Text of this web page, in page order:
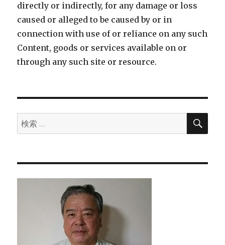
directly or indirectly, for any damage or loss
caused or alleged to be caused by or in
connection with use of or reliance on any such
Content, goods or services available on or
through any such site or resource.
検
索:
検